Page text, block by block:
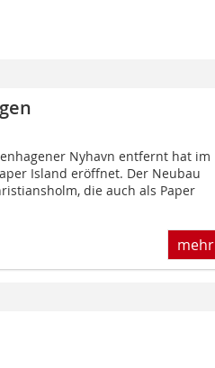
Nyhavn entfernt hat im
Island eröffnet. Der Neubau
die auch als Paper
mehr